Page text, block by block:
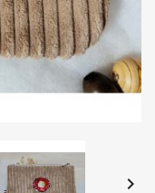
